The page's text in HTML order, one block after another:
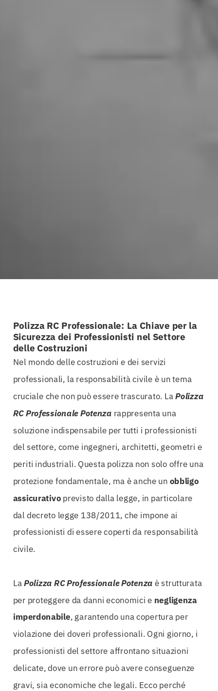
Polizza RC Professionale: La Chiave per la
Sicurezza dei Professionisti nel Settore
delle Costruzioni
Nel mondo delle costruzioni e dei servizi
professionali, la responsabilità civile è un tema
cruciale che non può essere trascurato. LaPolizza
RC Professionale Potenza rappresenta una
soluzione indispensabile per tutti i professionisti
del settore, come ingegneri, architetti, geometri e
periti industriali. Questa polizza non solo offre una
protezione fondamentale, ma è anche un obbligo
assicurativo previsto dalla legge, in particolare
dal decreto legge 138/2011, che impone ai
professionisti di essere coperti da responsabilità
civile.
LaPolizza RC Professionale Potenza è strutturata
per proteggere da danni economici e negligenza
imperdonabile, garantendo una copertura per
violazione dei doveri professionali. Ogni giorno, i
professionisti del settore affrontano situazioni
delicate, dove un errore può avere conseguenze
gravi, sia economiche che legali. Ecco perché